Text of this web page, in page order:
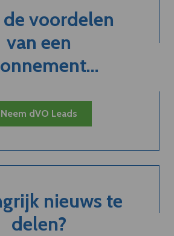
voordelen
van een
Neem dVO Leads
nieuws te
delen?